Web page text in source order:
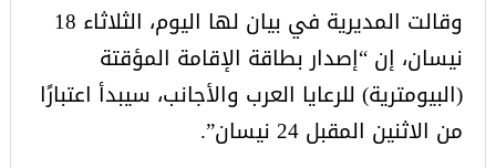
وقالت المديرية في بيان لها اليوم، الثلاثاء 18
نيسان، إن “إصدار بطاقة الإقامة المؤقتة
(البيومترية) للرعايا العرب والأجانب، سيبدأ اعتبارًا
من الاثنين المقبل 24 نيسان”.